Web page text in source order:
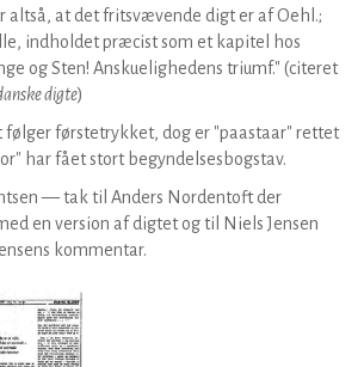
altså, at det fritsvævende digt er af Oehl.;
indholdet præcist som et kapitel hos
og Sten! Anskuelighedens triumf." (citeret
digte)
følger førstetrykket, dog er "paastaar" rettet
har fået stort begyndelsesbogstav.
— tak til Anders Nordentoft der
en version af digtet og til Niels Jensen
kommentar.